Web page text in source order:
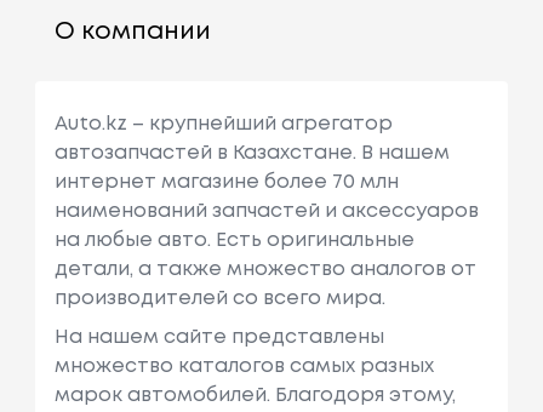
О компании
Auto.kz – крупнейший агрегатор
автозапчастей в Казахстане. В нашем
интернет магазине более 70 млн
наименований запчастей и аксессуаров
на любые авто. Есть оригинальные
детали, а также множество аналогов от
производителей со всего мира.
На нашем сайте представлены
множество каталогов самых разных
марок автомобилей. Благодоря этому,